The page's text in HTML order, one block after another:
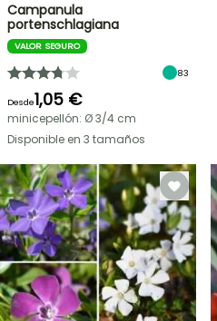
Campanula
portenschlagiana
VALOR SEGURO
83
Desde1,05 €
minicepellón: Ø 3/4 cm
Disponible en 3 tamaños